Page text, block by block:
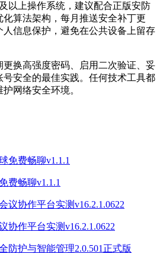
以上操作系统，建议配合正版安防
算法架构，每月推送安全补丁更
信息保护，避免在公共设备上留存
换高强度密码、启用二次验证、妥
安全的最佳实践。任何技术工具都
网络安全环境。
费畅聊v1.1.1
协作平台实测v16.2.1.0622